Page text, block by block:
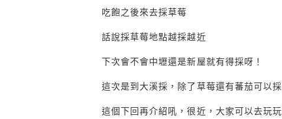
吃飽之後來去採草莓
話說採草莓地點越採越近
下次會不會中壢還是新屋就有得採呀！
這次是到大溪採，除了草莓還有蕃茄可以採
這個下回再介紹吼，很近，大家可以去玩玩